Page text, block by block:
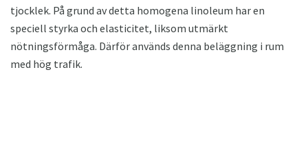
tjocklek. På grund av detta homogena linoleum har en
speciell styrka och elasticitet, liksom utmärkt
nötningsförmåga. Därför används denna beläggning i rum
med hög trafik.